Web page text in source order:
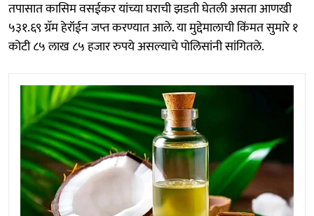
तपासात कासिम वसईकर यांच्या घराची झडती घेतली असता आणखी
५३१.६९ ग्रॅम हेरॉईन जप्त करण्यात आले. या मुद्देमालाची किंमत सुमारे १
कोटी ८५ लाख ८५ हजार रुपये असल्याचे पोलिसांनी सांगितले.